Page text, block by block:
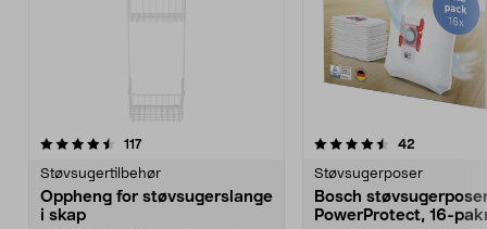
117anmeldelser
Støvsugertilbehør
Oppheng for støvsugerslange
i skap
4.5av 5 stjerner 42
Støvsugerposer
Bosch
PowerProtect, 16-
5.0av 5 stjerner